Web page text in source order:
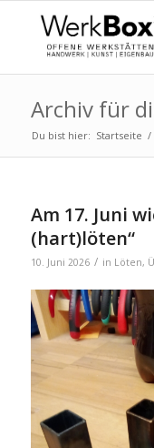
Archiv für
Du bist hier: Startseite /
Am 17. Juni
(hart)löten“
10. Juni 2026 / in Löten,